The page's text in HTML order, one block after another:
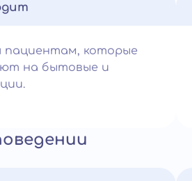
пациентам, которые
на бытовые и